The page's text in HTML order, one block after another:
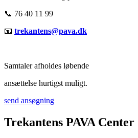
📞 76 40 11 99
📧 trekantens@pava.dk
Samtaler afholdes løbende
ansættelse hurtigst muligt.
send ansøgning
Trekantens PAVA Center